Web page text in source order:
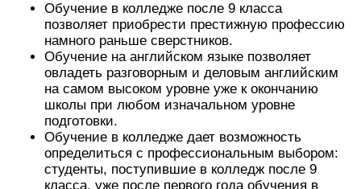
Обучение в колледже после 9 класса
позволяет приобрести престижную профессию
намного раньше сверстников.
Обучение на английском языке позволяет
овладеть разговорным и деловым английским
на самом высоком уровне уже к окончанию
школы при любом изначальном уровне
подготовки.
Обучение в колледже дает возможность
определиться с профессиональным выбором:
студенты, поступившие в колледж после 9
класса, уже после первого года обучения в